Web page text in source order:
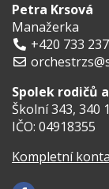
Petra Krsová
Manažerka
+420 733
Spolek rodičů
Školní 343, 340
IČO: 04918355
Kompletní